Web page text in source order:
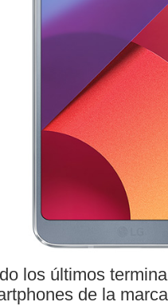
los últimos
de la